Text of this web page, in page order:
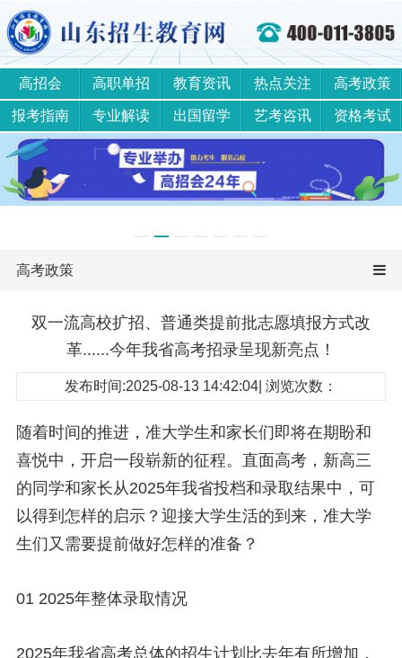
高招会 高职单招 教育资讯 热点关注 高考政策
报考指南 专业解读 出国留学 艺考咨讯 资格考试
高考政策
双一流高校扩招、普通类提前批志愿填报方式改
革......今年我省高考招录呈现新亮点！
发布时间:2025-08-13 14:42:04| 浏览次数：
随着时间的推进，准大学生和家长们即将在期盼和
喜悦中，开启一段崭新的征程。直面高考，新高三
的同学和家长从2025年我省投档和录取结果中，可
以得到怎样的启示？迎接大学生活的到来，准大学
生们又需要提前做好怎样的准备？
01 2025年整体录取情况
2025年我省高考总体的招生计划比去年有所增加，